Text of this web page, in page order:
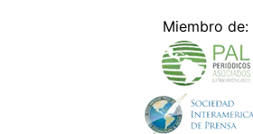
Miembro de: